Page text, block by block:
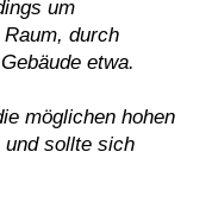
um
durch
etwa.
möglichen hohen
sollte sich